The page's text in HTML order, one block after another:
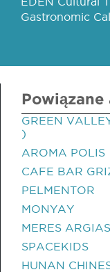
Gastronomic
Powiązane
GREEN
)
AROMA POLIS
CAFE BAR
PELMENTOR
MONYAY
MERES ARGIAS
SPACEKIDS
HUNAN